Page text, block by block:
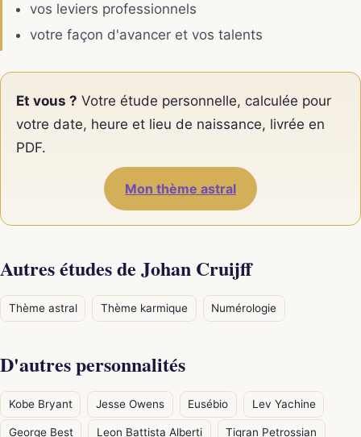
vos leviers professionnels
votre façon d'avancer et vos talents
Et vous ? Votre étude personnelle, calculée pour
votre date, heure et lieu de naissance, livrée en
PDF.
Mon thème astral
Autres études de Johan Cruijff
Thème astral Thème karmique Numérologie
D'autres personnalités
Kobe Bryant Jesse Owens Eusébio Lev Yachine
George Best Leon Battista Alberti Tigran Petrossian